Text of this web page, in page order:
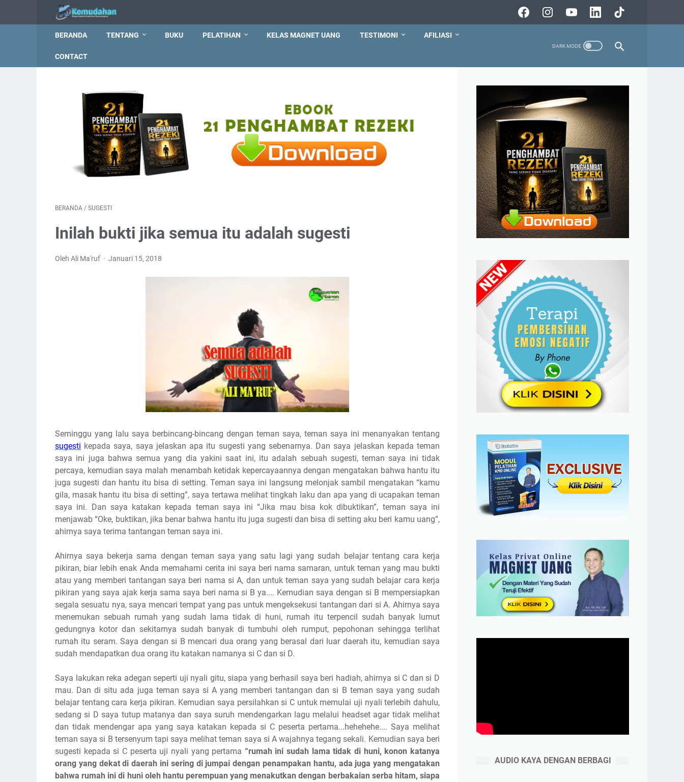
BERANDA TENTANG BUKU PELATIHAN KELAS MAGNET UANG TESTIMONI AFILIASI
CONTACT
BERANDA / SUGESTI
Inilah bukti jika semua itu adalah sugesti
Oleh Ali Ma'ruf Januari 15, 2018
Seminggu yang lalu saya berbincang-bincang dengan teman saya, teman saya ini menanyakan tentang
sugesti kepada saya, saya jelaskan apa itu sugesti yang sebenarnya. Dan saya jelaskan kepada teman
saya ini juga bahwa semua yang dia yakini saat ini, itu adalah sebuah sugesti, teman saya ini tidak
percaya, kemudian saya malah menambah ketidak kepercayaannya dengan mengatakan bahwa hantu itu
juga sugesti dan hantu itu bisa di setting. Teman saya ini langsung melonjak sambil mengatakan “kamu
gila, masak hantu itu bisa di setting”, saya tertawa melihat tingkah laku dan apa yang di ucapakan teman
saya ini. Dan saya katakan kepada teman saya ini “Jika mau bisa kok dibuktikan”, teman saya ini
menjawab “Oke, buktikan, jika benar bahwa hantu itu juga sugesti dan bisa di setting aku beri kamu uang”,
ahirnya saya terima tantangan teman saya ini.
Ahirnya saya bekerja sama dengan teman saya yang satu lagi yang sudah belajar tentang cara kerja
pikiran, biar lebih enak Anda memahami cerita ini saya beri nama samaran, untuk teman yang mau bukti
atau yang memberi tantangan saya beri nama si A, dan untuk teman saya yang sudah belajar cara kerja
pikiran yang saya ajak kerja sama saya beri nama si B ya.... Kemudian saya dengan si B mempersiapkan
segala sesuatu nya, saya mencari tempat yang pas untuk mengeksekusi tantangan dari si A. Ahirnya saya
menemukan sebuah rumah yang sudah lama tidak di huni, rumah itu terpencil sudah banyak lumut
gedungnya kotor dan sekitarnya sudah banyak di tumbuhi oleh rumput, pepohonan sehingga terlihat
rumah itu seram. Saya dengan si B mencari dua orang yang berasal dari luar daerah itu, kemudian saya
sudah mendapatkan dua orang itu katakan namanya si C dan si D.
Saya lakukan reka adegan seperti uji nyali gitu, siapa yang berhasil saya beri hadiah, ahirnya si C dan si D
mau. Dan di situ ada juga teman saya si A yang memberi tantangan dan si B teman saya yang sudah
belajar tentang cara kerja pikiran. Kemudian saya persilahkan si C untuk memulai uji nyali terlebih dahulu,
sedang si D saya tutup matanya dan saya suruh mendengarkan lagu melalui headset agar tidak melihat
dan tidak mendengar apa yang saya katakan kepada si C peserta pertama...hehehehe.... Saya melihat
teman saya si B tersenyum tapi saya melihat teman saya si A wajahnya tegang sekali. Kemudian saya beri
sugesti kepada si C peserta uji nyali yang pertama “rumah ini sudah lama tidak di huni, konon katanya
orang yang dekat di daerah ini sering di jumpai dengan penampakan hantu, ada juga yang mengatakan
bahwa rumah ini di huni oleh hantu perempuan yang menakutkan dengan berbakaian serba hitam, siapa
AUDIO KAYA DENGAN BERBAGI